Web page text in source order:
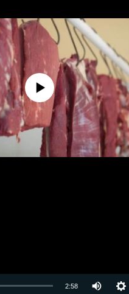
source currently available
2:58